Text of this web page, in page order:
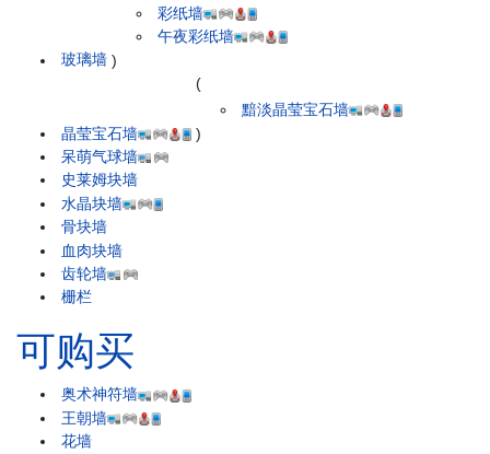
玻璃墙
彩纸墙
午夜彩纸墙
)
晶莹宝石墙
(
黯淡晶莹宝石墙
)
呆萌气球墙
史莱姆块墙
水晶块墙
骨块墙
血肉块墙
齿轮墙
栅栏
可购买
奥术神符墙
王朝墙
花墙